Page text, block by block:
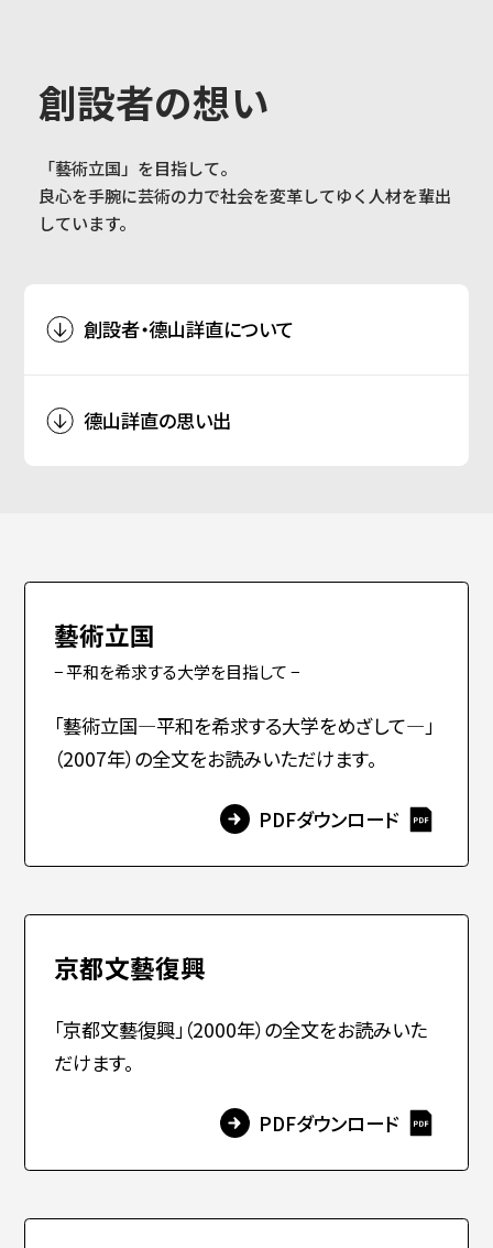
学部学科
入試情報
日本
简体字 繁体字
創設者の想い
「藝術立国」を目指して。
良心を手腕に芸術の力で社会を変革してゆく人材を輩出
しています。
創設者・德山詳直について
德山詳直の思い出
藝術立国
− 平和を希求する大学を目指して −
「藝術立国―平和を希求する大学をめざして―」
（2007年）の全文をお読みいただけます。
PDFダウンロード
京都文藝復興
「京都文藝復興」（2000年）の全文をお読みいた
だけます。
PDFダウンロード
ALL
CATEGORY 故人へのメッセージ
卒業生
保護者
教職員(元・現)